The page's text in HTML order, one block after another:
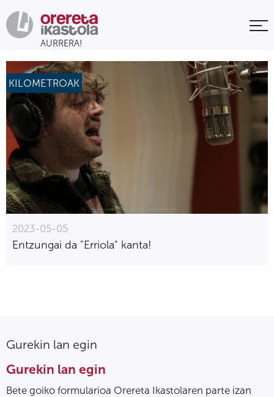
KILOMETROAK
2023-05-05
Entzungai da "Erriola" kanta!
Gurekin lan egin
Gurekin lan egin
Bete goiko formularioa Orereta Ikastolaren parte izan